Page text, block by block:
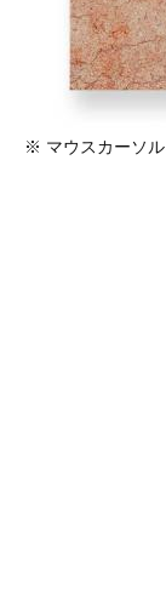
※ マウスカーソ